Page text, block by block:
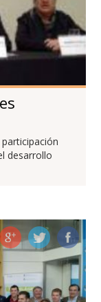
desarrollo